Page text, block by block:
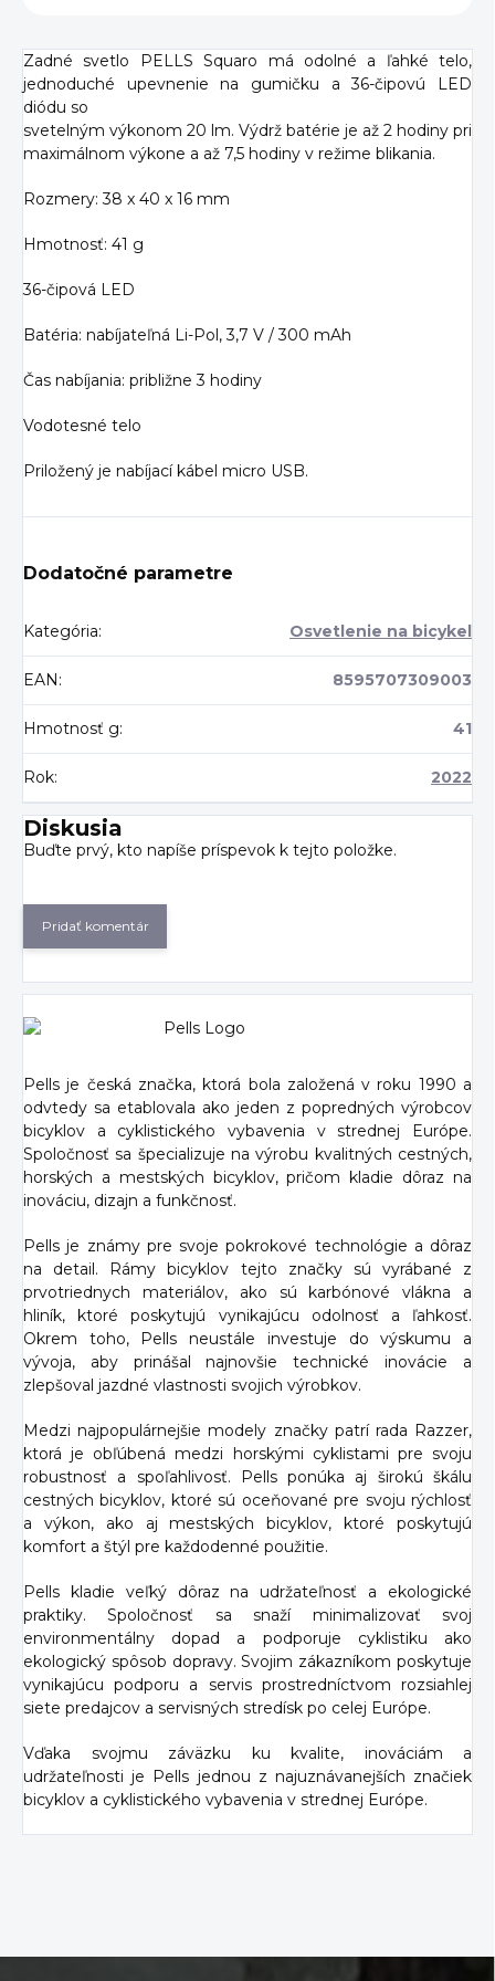
Zadné svetlo PELLS Squaro má odolné a ľahké telo,
jednoduché upevnenie na gumičku a 36-čipovú LED
diódu so
svetelným výkonom 20 lm. Výdrž batérie je až 2 hodiny pri
maximálnom výkone a až 7,5 hodiny v režime blikania.
Rozmery: 38 x 40 x 16 mm
Hmotnosť: 41 g
36-čipová LED
Batéria: nabíjateľná Li-Pol, 3,7 V / 300 mAh
Čas nabíjania: približne 3 hodiny
Vodotesné telo
Priložený je nabíjací kábel micro USB.
Dodatočné parametre
Kategória: Osvetlenie na bicykel
EAN : 8595707309003
Hmotnosť g: 41
Rok: 2022
Diskusia
Buďte prvý, kto napíše príspevok k tejto položke.
Pridať komentár
Pells je česká značka, ktorá bola založená v roku 1990 a
odvtedy sa etablovala ako jeden z popredných výrobcov
bicyklov a cyklistického vybavenia v strednej Európe.
Spoločnosť sa špecializuje na výrobu kvalitných cestných,
horských a mestských bicyklov, pričom kladie dôraz na
inováciu, dizajn a funkčnosť.
Pells je známy pre svoje pokrokové technológie a dôraz
na detail. Rámy bicyklov tejto značky sú vyrábané z
prvotriednych materiálov, ako sú karbónové vlákna a
hliník, ktoré poskytujú vynikajúcu odolnosť a ľahkosť.
Okrem toho, Pells neustále investuje do výskumu a
vývoja, aby prinášal najnovšie technické inovácie a
zlepšoval jazdné vlastnosti svojich výrobkov.
Medzi najpopulárnejšie modely značky patrí rada Razzer,
ktorá je obľúbená medzi horskými cyklistami pre svoju
robustnosť a spoľahlivosť. Pells ponúka aj širokú škálu
cestných bicyklov, ktoré sú oceňované pre svoju rýchlosť
a výkon, ako aj mestských bicyklov, ktoré poskytujú
komfort a štýl pre každodenné použitie.
Pells kladie veľký dôraz na udržateľnosť a ekologické
praktiky. Spoločnosť sa snaží minimalizovať svoj
environmentálny dopad a podporuje cyklistiku ako
ekologický spôsob dopravy. Svojim zákazníkom poskytuje
vynikajúcu podporu a servis prostredníctvom rozsiahlej
siete predajcov a servisných stredísk po celej Európe.
Vďaka svojmu záväzku ku kvalite, inováciám a
udržateľnosti je Pells jednou z najuznávanejších značiek
bicyklov a cyklistického vybavenia v strednej Európe.